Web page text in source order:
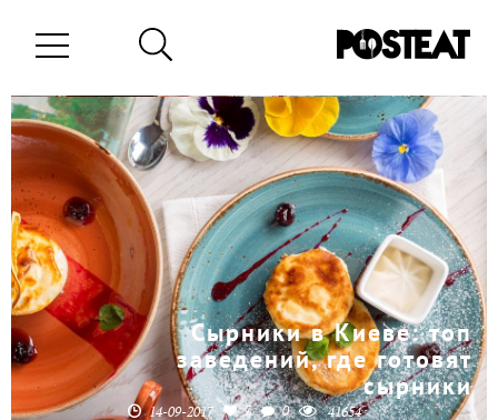
Сырники в Киеве: топ
заведений, где готовят
сырники
14-09-2017 7 0 41654